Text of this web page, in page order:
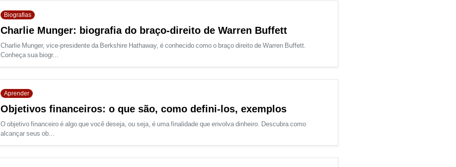
Biografias
Charlie Munger: biografia do braço-direito de Warren Buffett
Charlie Munger, vice-presidente da Berkshire Hathaway, é conhecido como o braço direito de Warren Buffett.
Conheça sua biogr...
Aprender
Objetivos financeiros: o que são, como defini-los, exemplos
O objetivo financeiro é algo que você deseja, ou seja, é uma finalidade que envolva dinheiro. Descubra como
alcançar seus ob...